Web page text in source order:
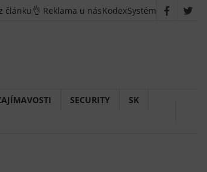
článku👌 Reklama u násKodexSystém
X
SECURITY
SK